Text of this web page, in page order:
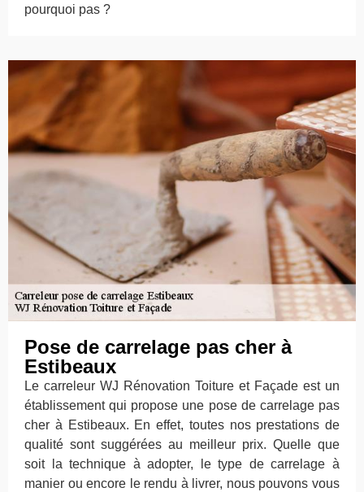
pourquoi pas ?
Pose de carrelage pas cher à
Estibeaux
Le carreleur WJ Rénovation Toiture et Façade est un
établissement qui propose une pose de carrelage pas
cher à Estibeaux. En effet, toutes nos prestations de
qualité sont suggérées au meilleur prix. Quelle que
soit la technique à adopter, le type de carrelage à
manier ou encore le rendu à livrer, nous pouvons vous